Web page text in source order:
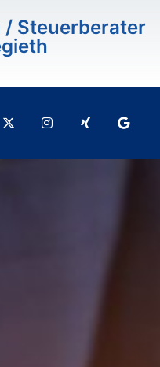
/ Steuerberater